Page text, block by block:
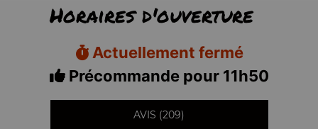
Horaires d'ouverture
Actuellement fermé
Précommande pour 11h50
AVIS (209)